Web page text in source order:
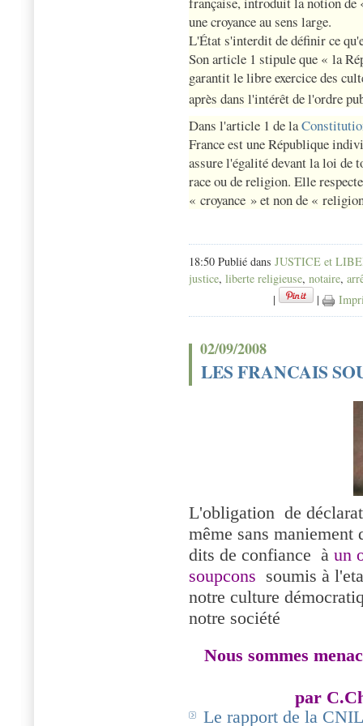
une croyance au sens large.
L'État s'interdit de définir ce
Son article 1 stipule que « la
garantit le libre exercice des
après dans l'intérêt de l'ordre
Dans l'article 1 de la
France est une République
assure l'égalité devant la loi de
race ou de religion. Elle
« croyance » et non de «
18:50 Publié dans JUSTICE et
justice, liberte religieuse, notaire,
|
|
02/09/2008
LES FRANCAIS
L'obligation de
même sans maniement
dits de confiance à un
soupcons soumis à
notre culture
notre société
Nous sommes
par
Le rapport de la